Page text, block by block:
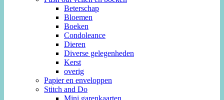
Beterschap
Bloemen
Boeken
Condoleance
Dieren
Diverse gelegenheden
Kerst
overig
Papier en enveloppen
Stitch and Do
Mini garenkaarten